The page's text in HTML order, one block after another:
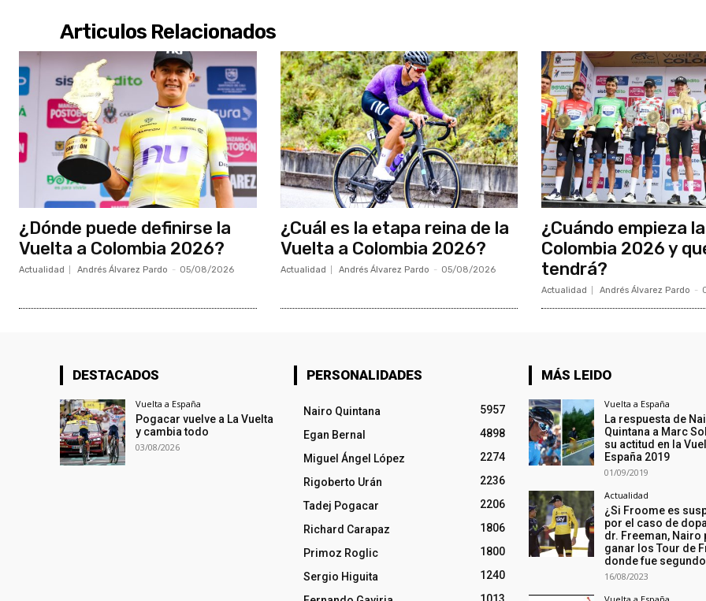
Articulos Relacionados
¿Dónde puede definirse la
Vuelta a Colombia 2026?
Actualidad Andrés Álvarez Pardo - 05/08/2026
¿Cuál es la etapa reina de la
Vuelta a Colombia 2026?
Actualidad Andrés Álvarez Pardo - 05/08/2026
¿Cuándo empieza
Colombia 2026 y
tendrá?
Actualidad Andrés Álvarez Pardo -
DESTACADOS
Vuelta a España
Pogacar vuelve a La Vuelta
y cambia todo
03/08/2026
PERSONALIDADES
Nairo Quintana
5957
Egan Bernal
4898
Miguel Ángel López
2274
Rigoberto Urán
2236
Tadej Pogacar
2206
Richard Carapaz
1806
Primoz Roglic
1800
Sergio Higuita
1240
MÁS LEIDO
Vuelta a España
La respuesta de
Quintana a Marc
su actitud en la
España 2019
01/09/2019
Actualidad
¿Si Froome es
por el caso de
dr. Freeman, Nairo
ganar los Tour de
donde fue
16/08/2023